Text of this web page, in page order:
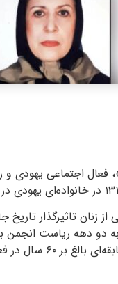
فعال اجتماعی یهودی
در خانواده‌ای یهودی
از زنان تاثیرگذار تاریخ
دو دهه ریاست انجمن
بالغ بر ۶۰سال در